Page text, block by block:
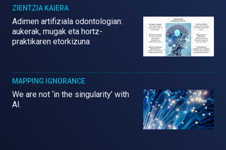
ZIENTZIA KAIERA
Adimen artifiziala odontologian:
aukerak, mugak eta hortz-
praktikaren etorkizuna
MAPPING IGNORANCE
We are not ‘in the singularity’ with
AI.